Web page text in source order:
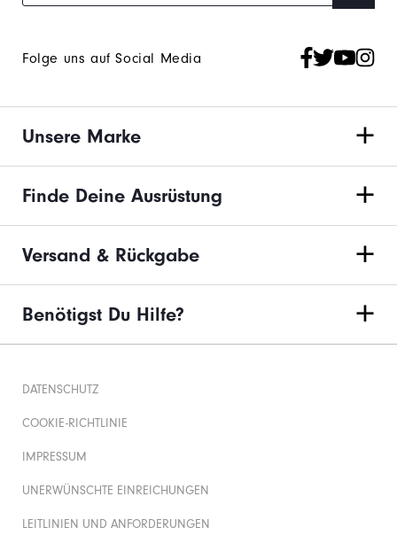
Folge uns auf Social Media
Unsere Marke
Finde Deine Ausrüstung
Versand & Rückgabe
Benötigst Du Hilfe?
DATENSCHUTZ
COOKIE-RICHTLINIE
IMPRESSUM
UNERWÜNSCHTE EINREICHUNGEN
LEITLINIEN UND ANFORDERUNGEN